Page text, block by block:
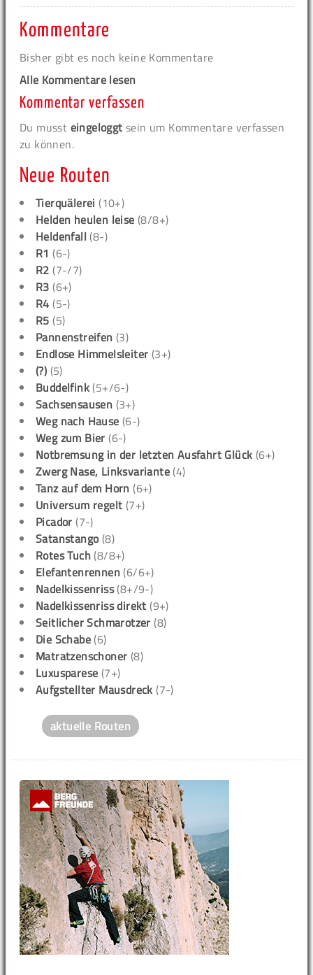
Kommentare
Bisher gibt es noch keine Kommentare
Alle Kommentare lesen
Kommentar verfassen
Du musst eingeloggt sein um Kommentare verfassen
zu können.
Neue Routen
Tierquälerei (10+)
Helden heulen leise (8/8+)
Heldenfall (8-)
R1 (6-)
R2 (7-/7)
R3 (6+)
R4 (5-)
R5 (5)
Pannenstreifen (3)
Endlose Himmelsleiter (3+)
(?) (5)
Buddelfink (5+/6-)
Sachsensausen (3+)
Weg nach Hause (6-)
Weg zum Bier (6-)
Notbremsung in der letzten Ausfahrt Glück (6+)
Zwerg Nase, Linksvariante (4)
Tanz auf dem Horn (6+)
Universum regelt (7+)
Picador (7-)
Satanstango(8)
Rotes Tuch (8/8+)
Elefantenrennen (6/6+)
Nadelkissenriss(8+/9-)
Nadelkissenriss direkt (9+)
Seitlicher Schmarotzer (8)
Die Schabe (6)
Matratzenschoner (8)
Luxusparese (7+)
Aufgstellter Mausdreck (7-)
aktuelle Routen